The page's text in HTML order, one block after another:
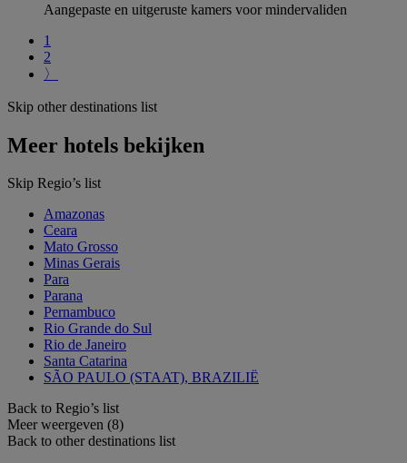
Aangepaste en uitgeruste kamers voor mindervaliden
1
2
〉
Skip other destinations list
Meer hotels bekijken
Skip Regio’s list
Amazonas
Ceara
Mato Grosso
Minas Gerais
Para
Parana
Pernambuco
Rio Grande do Sul
Rio de Janeiro
Santa Catarina
SÃO PAULO (STAAT), BRAZILIË
Back to Regio’s list
Meer weergeven (8)
Back to other destinations list